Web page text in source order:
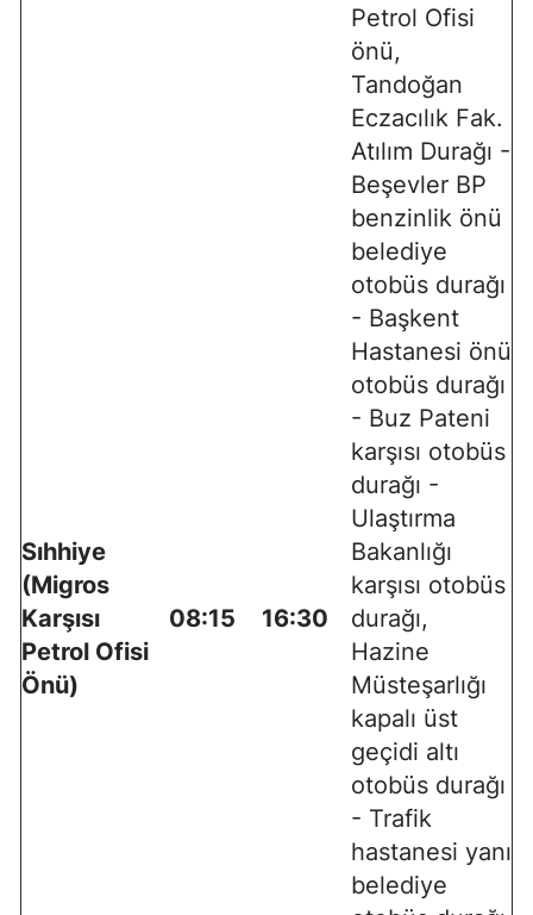
Sıhhiye
(Migros
Karşısı
Petrol Ofisi
Önü)
08:15 16:30
Petrol Ofisi
önü,
Tandoğan
Eczacılık Fak.
Atılım Durağı -
Beşevler BP
benzinlik önü
belediye
otobüs durağı
- Başkent
Hastanesi önü
otobüs durağı
- Buz Pateni
karşısı otobüs
durağı -
Ulaştırma
Bakanlığı
karşısı otobüs
durağı,
Hazine
Müsteşarlığı
kapalı üst
geçidi altı
otobüs durağı
- Trafik
hastanesi yanı
belediye